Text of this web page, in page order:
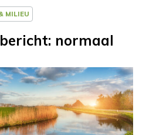
MILIEU
normaal